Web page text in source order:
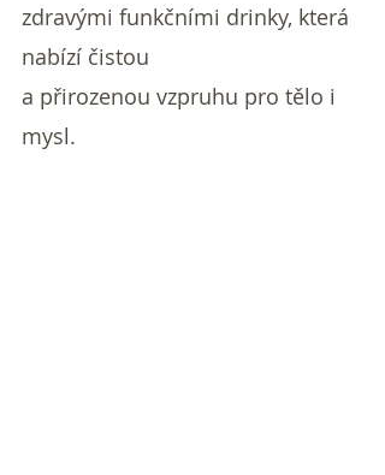
zdravými funkčními drinky, která
nabízí čistou
a přirozenou vzpruhu pro tělo i
mysl.